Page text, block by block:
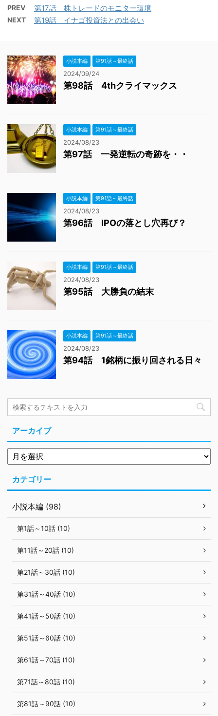
PREV 第17話 株トレードのモニター環境
NEXT 第19話 イナゴ投資法との出会い
小説本編 第91話～最終話
2024/09/24
第98話 4thクライマックス
小説本編 第91話～最終話
2024/08/23
第97話 一発逆転の奇跡を・・
小説本編 第91話～最終話
2024/08/23
第96話 IPOの落とし穴再び？
小説本編 第91話～最終話
2024/08/23
第95話 大勝負の結末
小説本編 第91話～最終話
2024/08/23
第94話 1銘柄に振り回される日々
アーカイブ
カテゴリー
小説本編 (98)
第1話～10話 (10)
第11話～20話 (10)
第21話～30話 (10)
第31話～40話 (10)
第41話～50話 (10)
第51話～60話 (10)
第61話～70話 (10)
第71話～80話 (10)
第81話～90話 (10)